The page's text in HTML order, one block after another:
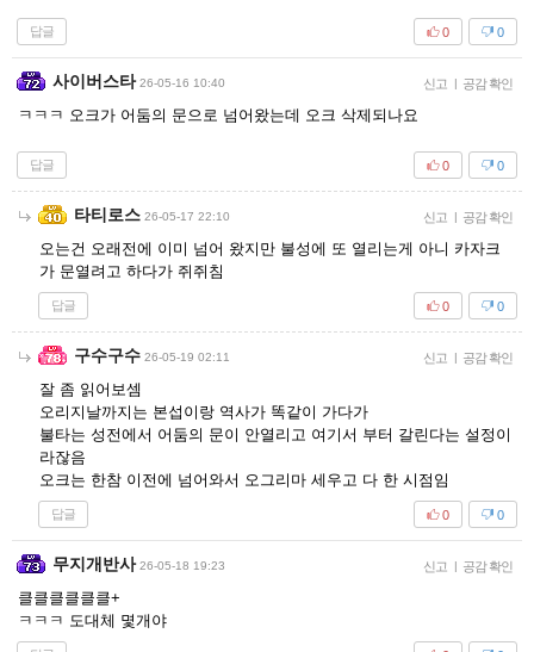
답글 0
0
사이버스타 26-05-16 10:40 신고 | 공감 확인
ㅋㅋㅋ 오크가 어둠의 문으로 넘어왔는데 오크 삭제되나요
답글 0
0
타티로스 26-05-17 22:10 신고 | 공감 확인
오는건 오래전에 이미 넘어 왔지만 불성에 또 열리는게 아니 카자크
가 문열려고 하다가 쥐쥐침
답글 0
0
구수구수 26-05-19 02:11 신고 | 공감 확인
잘 좀 읽어보셈
오리지날까지는 본섭이랑 역사가 똑같이 가다가
불타는 성전에서 어둠의 문이 안열리고 여기서 부터 갈린다는 설정이
라잖음
오크는 한참 이전에 넘어와서 오그리마 세우고 다 한 시점임
답글 0
0
무지개반사 26-05-18 19:23 신고 | 공감 확인
클클클클클클+
ㅋㅋㅋ 도대체 몇개야